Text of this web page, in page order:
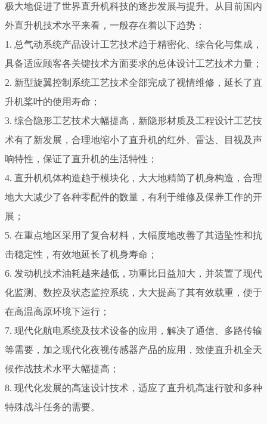
极大地促进了世界直升机科技的逐步发展与提升。从目前国内
外直升机技术水平来看，一般存在着以下趋势：
1. 总气动系统产品设计工艺技术趋于精密化、综合化与集成，
具备适应顾客各关键技术方面要求的总体设计工艺技术力量；
2. 新型旋翼控制系统工艺技术全部完成了视情维修，延长了直
升机桨叶的使用寿命；
3. 综合隐形工艺技术大幅提高，新隐形材质及工程设计工艺技
术有了新发展，合理地缩小了直升机的红外、雷达、目视及声
响特性，保证了直升机的生活特性；
4. 直升机机体构造趋于模块化，大大地精简了机身构造，合理
地大大减少了各种零配件的数量，有利于维修及保养工作的开
展；
5. 在重点地区采用了复合材料，大幅度地改善了其适坠性和抗
击稳定性，有效地延长了机身寿命；
6. 发动机技术油耗越来越低，功重比日益加大，并装置了现代
化监测、数控及状态监控系统，大大提高了其有效载重，便于
在高温高原环境下运行；
7. 现代化航电系统及技术设备的应用，解决了通信、多路传输
等需要，加之现代化夜视传感器产品的应用，致使直升机全天
候作战技术水平大幅提高；
8. 现代化发展的高速设计技术，适应了直升机高速行驶和多种
特殊战斗任务的需要。